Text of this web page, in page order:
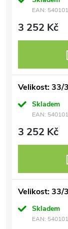
EAN:
3 252 Kč
Velikost: 33/
Skladem
EAN:
3 252 Kč
Velikost: 33/
Skladem
EAN: